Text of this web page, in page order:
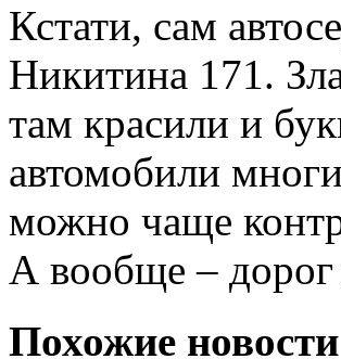
Кстати, сам
Никитина 171.
там красили и
автомобили
можно чаще
А вообще – дорог
Похожие новости